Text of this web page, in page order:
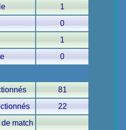
1
0
1
0
81
22
match